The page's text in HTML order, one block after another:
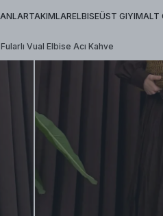
TAKIMLARELBISEÜST GIYIMALT
Vual Elbise Acı Kahve